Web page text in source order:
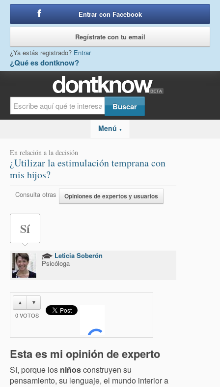
¿Qué es dontknow?
Entrar con Facebook
Regístrate con tu email
¿Ya estás registrado? Entrar
Menú ▼
En relación a la decisión
¿Utilizar la estimulación temprana con
mis hijos?
Consulta otras Opiniones de expertos y usuarios
Sí
Leticia Soberón
Psicóloga
▲ ▼
0VOTOS
Esta es mi opinión de experto
Sí, porque los niñosconstruyen su
pensamiento, su lenguaje, el mundo interior a